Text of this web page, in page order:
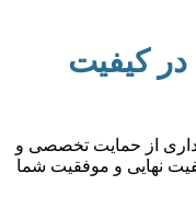
کیفیت
از حمایت تخصصی و
نهایی و موفقیت شما